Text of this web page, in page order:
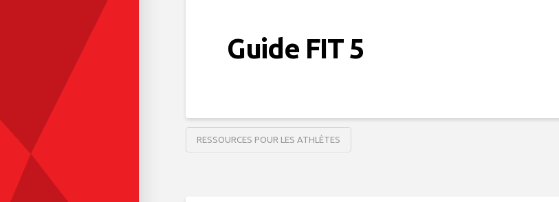
Guide FIT 5
RESSOURCES POUR LES ATHLÈTES